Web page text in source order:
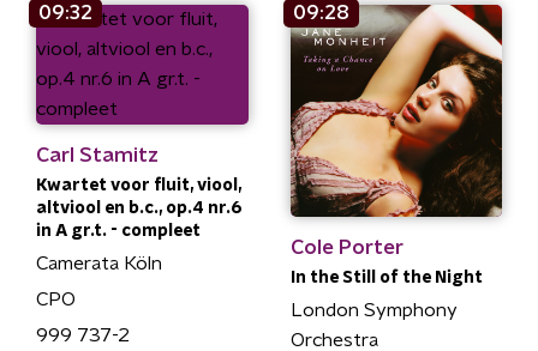
09:32
Carl Stamitz
Kwartet voor fluit, viool,
altviool en b.c., op.4 nr.6
in A gr.t. - compleet
Camerata Köln
CPO
999 737-2
09:28
Cole Porter
In the Still of the Night
London Symphony
Orchestra